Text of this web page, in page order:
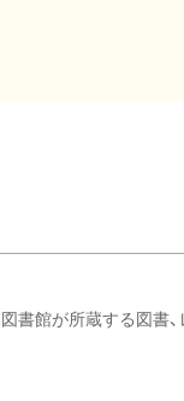
書館が所蔵する図書、